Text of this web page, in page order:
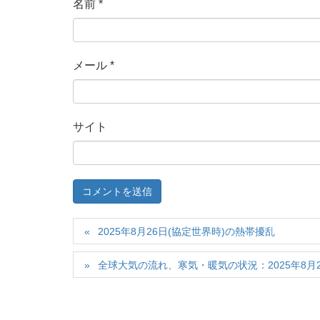
名前 *
メール *
サイト
2025年8月26日(協定世界時)の熱帯擾乱
全球大気の流れ、寒気・暖気の状況：2025年8月